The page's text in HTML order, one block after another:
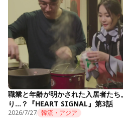
職業と年齢が明かされた入居者た
り…？『HEART SIGNAL』第3話
2026/7/27 韓流・アジア